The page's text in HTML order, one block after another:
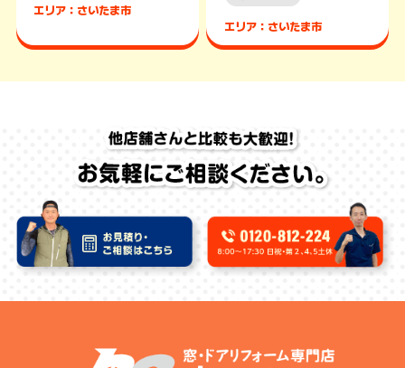
エリア：さいたま市
エリア：さいたま市